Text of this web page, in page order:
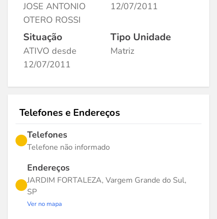
JOSE ANTONIO
OTERO ROSSI
12/07/2011
Situação
ATIVO desde
12/07/2011
Tipo Unidade
Matriz
Telefones e Endereços
Telefones
Telefone não informado
Endereços
JARDIM FORTALEZA, Vargem Grande do Sul,
SP
Ver no mapa